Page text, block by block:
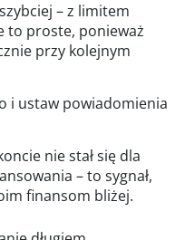
– z limitem
to proste, ponieważ
przy kolejnym
i ustaw powiadomienia
nie stał się dla
– to sygnał,
finansom bliżej.